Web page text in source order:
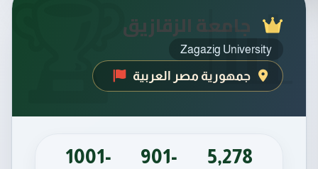
جامعة الزقازيق
Zagazig University
جمهورية مصر العربية
5,278
901-
1001-